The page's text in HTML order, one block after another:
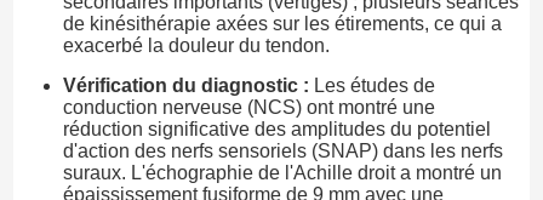
de kinésithérapie axées sur les étirements, ce qui a
exacerbé la douleur du tendon.
Vérification du diagnostic : Les études de
conduction nerveuse (NCS) ont montré une
réduction significative des amplitudes du potentiel
d'action des nerfs sensoriels (SNAP) dans les nerfs
suraux. L'échographie de l'Achille droit a montré un
épaississement fusiforme de 9 mm avec une